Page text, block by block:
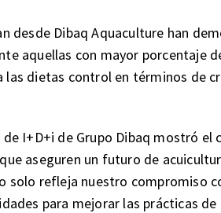
desde Dibaq Aquaculture han
aquellas con mayor porcentaje
dietas control en términos de
I+D+i de Grupo Dibaq mostró el
aseguren un futuro de
solo refleja nuestro compromiso
para mejorar las prácticas